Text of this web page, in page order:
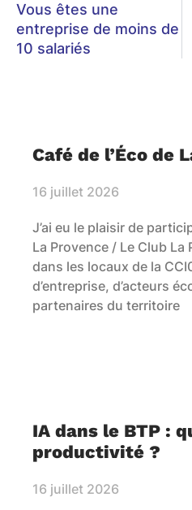
Vous êtes une
entreprise de moins de
10 salariés
Café de l’Éco de
16 juillet 2026
J’ai eu le plaisir de
La Provence / Le Club
dans les locaux de la
d’entreprise, d’acteurs
partenaires du territoire
IA dans le BTP :
productivité ?
16 juillet 2026